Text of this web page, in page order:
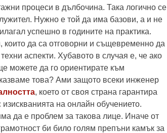
процеси в дълбочина. Така логично се
Нужно е той да има базови, а и не
успешно в годините на практика.
които да са отговорни и същевременно да
аспекти. Хубавото в случая е, че ако
можете да го ориентирате към
това? Ами защото всеки инженер
, което от своя страна гарантира
на онлайн обучението.
да е проблем за такова лице. Иначе от
би било голям препъни камък за